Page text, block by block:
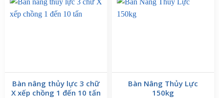
Bàn nâng thủy lực 3 chữ
X xếp chồng 1 đến 10 tấn
Bàn Nâng Thủy Lực
150kg